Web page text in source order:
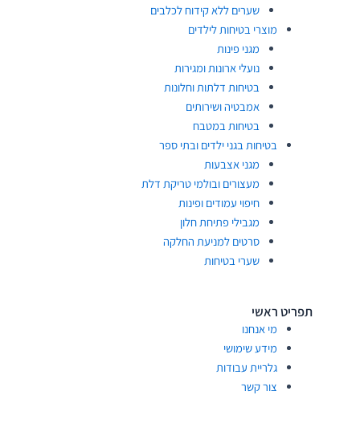
שערים ללא קידוח לכלבים
מוצרי בטיחות לילדים
מגני פינות
נועלי ארונות ומגירות
בטיחות דלתות וחלונות
אמבטיה ושירותים
בטיחות במטבח
בטיחות בגני ילדים ובתי ספר
מגני אצבעות
מעצורים ובולמי טריקת דלת
חיפוי עמודים ופינות
מגבילי פתיחת חלון
סרטים למניעת החלקה
שערי בטיחות
תפריט ראשי
מי אנחנו
מידע שימושי
גלריית עבודות
צור קשר